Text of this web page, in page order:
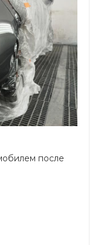
после